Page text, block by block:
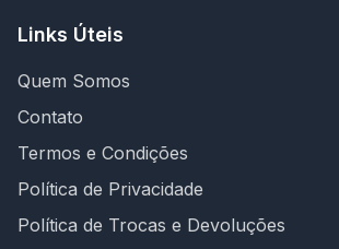
Links Úteis
Quem Somos
Contato
Termos e Condições
Política de Privacidade
Política de Trocas e Devoluções